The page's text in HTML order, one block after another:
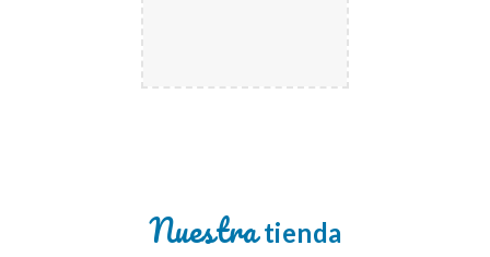
Nuestra tienda